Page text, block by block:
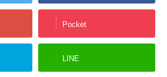
Pocket
LINE